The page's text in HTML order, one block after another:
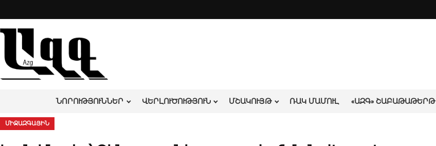
to
content
ՆՈՐՈՒԹՅՈՒՆՆԵՐ ՎԵՐԼՈՒԾՈՒԹՅՈՒՆ ՄՇԱԿՈՒՅԹ ՌԱԿ ՄԱՄՈՒԼ «ԱԶԳ» ՇԱԲԱԹԱԹԵՐԹ
ՄԻՋԱԶԳԱՅԻՆ